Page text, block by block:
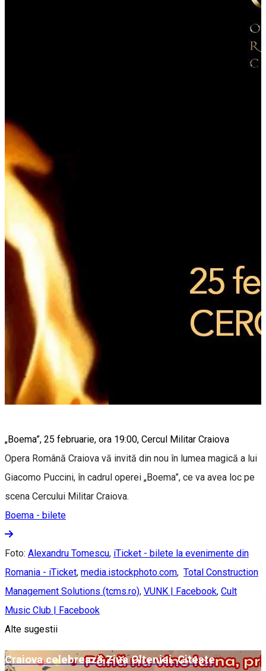
„Boema”, 25 februarie, ora 19:00, Cercul Militar Craiova
Opera Română Craiova vă invită din nou în lumea magică a lui
Giacomo Puccini, în cadrul operei „Boema”, ce va avea loc pe
scena Cercului Militar Craiova.
Boema - bilete
Foto: Alexandru Tomescu, iTicket - bilete la evenimente din
Romania - iTicket, media.istockphoto.com, Total Construction
Management Solutions (tcms.ro), VUNK | Facebook, Cult
Music Club | Facebook
Alte sugestii
Craiova celebrează Ziua Olteniei. Citește